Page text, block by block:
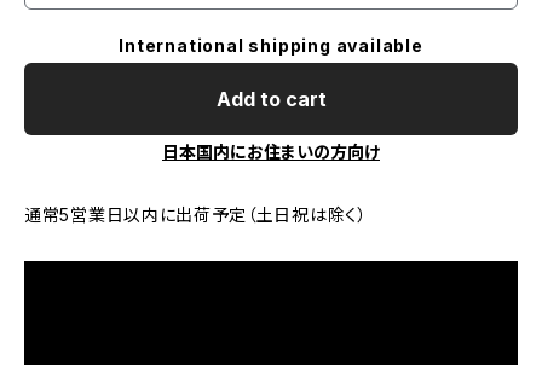
International shipping available
Add to cart
日本国内にお住まいの方向け
通常5営業日以内に出荷予定（土日祝は除く）